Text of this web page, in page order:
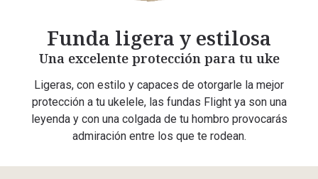
Funda ligera y estilosa
Una excelente protección para tu uke
Ligeras, con estilo y capaces de otorgarle la mejor
protección a tu ukelele, las fundas Flight ya son una
leyenda y con una colgada de tu hombro provocarás
admiración entre los que te rodean.